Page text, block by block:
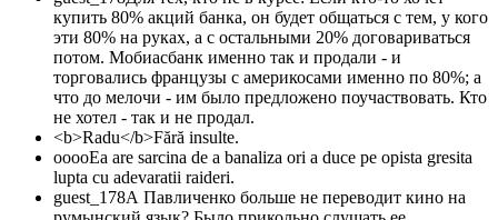
купить 80% акций банка, он будет общаться с тем, у кого
эти 80% на руках, а с остальными 20% договариваться
потом. Мобиасбанк именно так и продали - и
торговались французы с америкосами именно по 80%; а
что до мелочи - им было предложено поучаствовать. Кто
не хотел - так и не продал.
<b>Radu</b>Fără insulte.
ooooEa are sarcina de a banaliza ori a duce pe opista gresita
lupta cu adevaratii raideri.
guest_178А Павличенко больше не переводит кино на